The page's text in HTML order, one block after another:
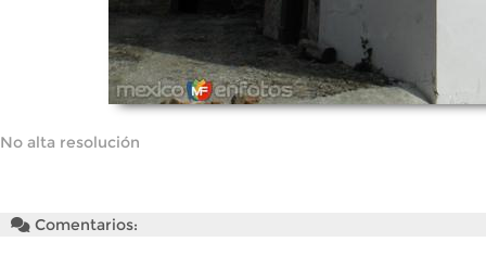
No alta resolución
Comentarios: